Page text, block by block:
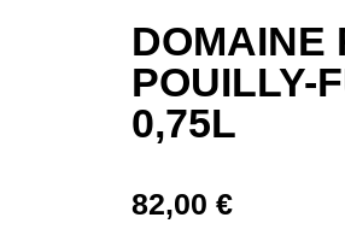
DOMAINE
POUILLY-
0,75L
82,00 €